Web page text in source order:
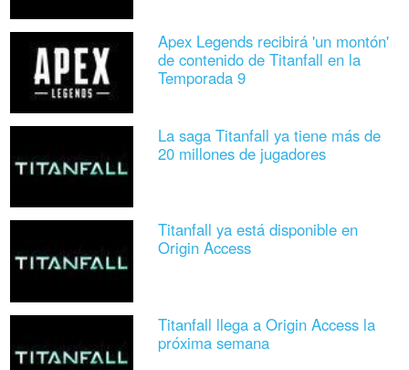
Apex Legends recibirá 'un montón'
de contenido de Titanfall en la
Temporada 9
La saga Titanfall ya tiene más de
20 millones de jugadores
Titanfall ya está disponible en
Origin Access
Titanfall llega a Origin Access la
próxima semana